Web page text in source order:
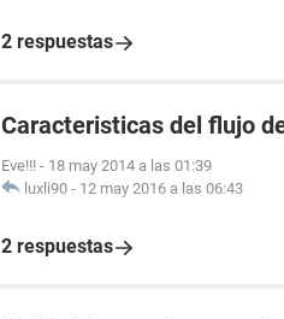
2 respuestas
Caracteristicas del flujo
Eve!!! - 18 may 2014 a las 01:39
luxli90 - 12 may 2016 a las 06:43
2 respuestas